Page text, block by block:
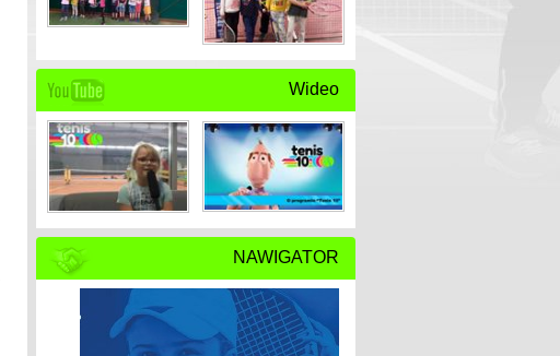
Wideo
NAWIGATOR